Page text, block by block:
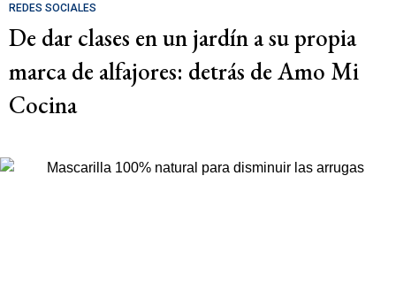
REDES SOCIALES
De dar clases en un jardín a su propia
marca de alfajores: detrás de Amo Mi
Cocina